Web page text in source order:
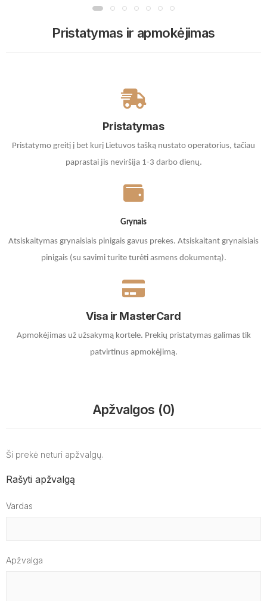
Pristatymas ir apmokėjimas
Pristatymas
Pristatymo greitį į bet kurį Lietuvos tašką nustato operatorius, tačiau
paprastai jis neviršija 1-3 darbo dienų.
Grynais
Atsiskaitymas grynaisiais pinigais gavus prekes. Atsiskaitant grynaisiais
pinigais (su savimi turite turėti asmens dokumentą).
Visa ir MasterCard
Apmokėjimas už užsakymą kortele. Prekių pristatymas galimas tik
patvirtinus apmokėjimą.
Apžvalgos (0)
Ši prekė neturi apžvalgų.
Rašyti apžvalgą
Vardas
Apžvalga